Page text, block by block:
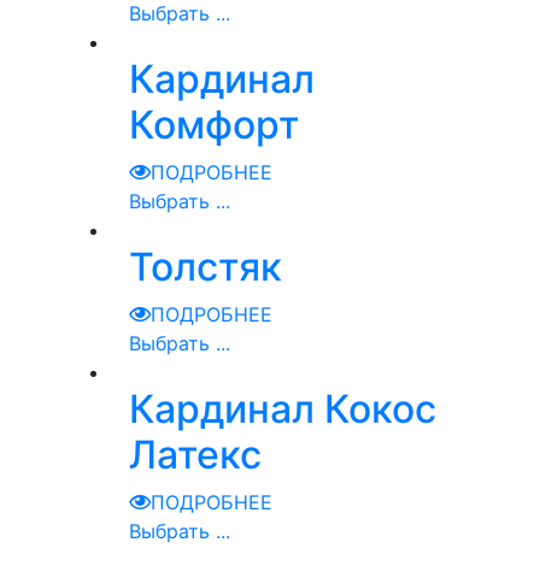
Выбрать ...
Кардинал
Комфорт
ПОДРОБНЕЕ
Выбрать ...
Толстяк
ПОДРОБНЕЕ
Выбрать ...
Кардинал Кокос
Латекс
ПОДРОБНЕЕ
Выбрать ...